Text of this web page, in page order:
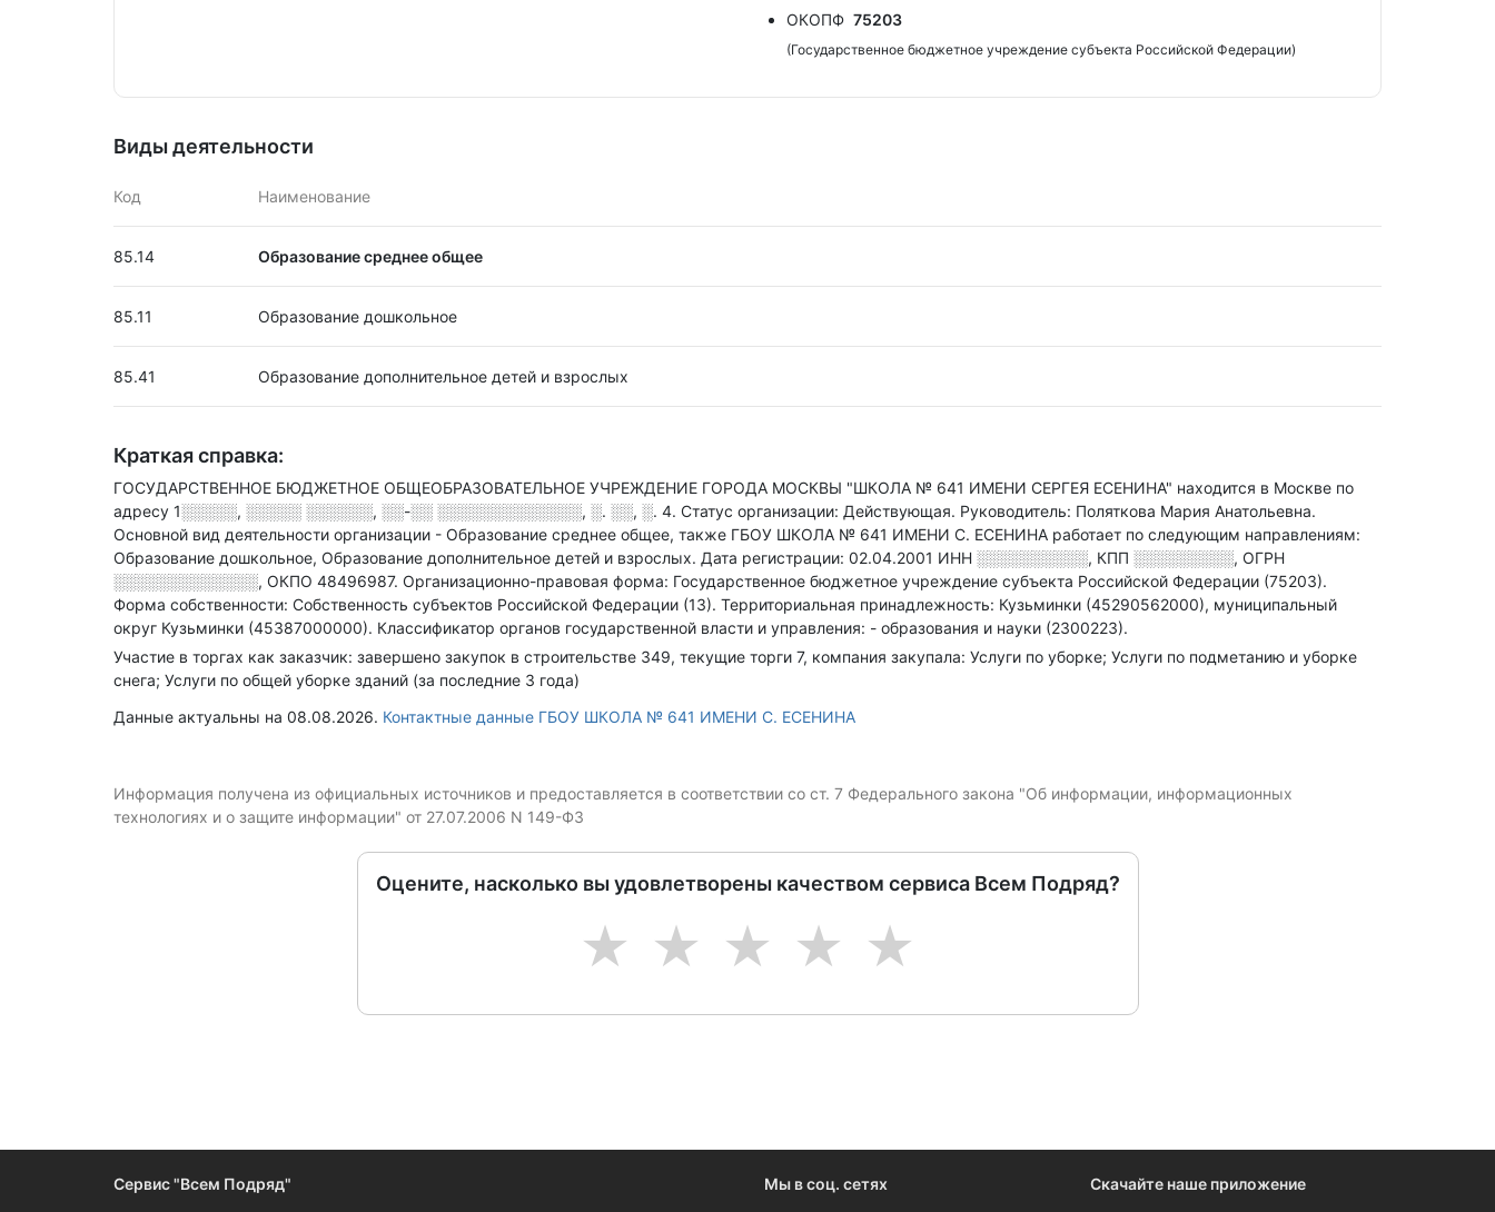
ОКОПФ 75203
(Государственное бюджетное учреждение субъекта Российской Федерации)
Виды деятельности
Код Наименование
85.14 Образование среднее общее
85.11 Образование дошкольное
85.41 Образование дополнительное детей и взрослых
Краткая справка:
ГОСУДАРСТВЕННОЕ БЮДЖЕТНОЕ ОБЩЕОБРАЗОВАТЕЛЬНОЕ УЧРЕЖДЕНИЕ ГОРОДА МОСКВЫ "ШКОЛА № 641 ИМЕНИ СЕРГЕЯ ЕСЕНИНА" находится в Москве по
адресу 1░░░░░, ░░░░░ ░░░░░░, ░░-░░ ░░░░░░░░░░░░░, ░. ░░, ░. 4. Статус организации: Действующая. Руководитель: Поляткова Мария Анатольевна.
Основной вид деятельности организации - Образование среднее общее, также ГБОУ ШКОЛА № 641 ИМЕНИ С. ЕСЕНИНА работает по следующим направлениям:
Образование дошкольное, Образование дополнительное детей и взрослых. Дата регистрации: 02.04.2001 ИНН ░░░░░░░░░░, КПП ░░░░░░░░░, ОГРН
░░░░░░░░░░░░░, ОКПО 48496987. Организационно-правовая форма: Государственное бюджетное учреждение субъекта Российской Федерации (75203).
Форма собственности: Собственность субъектов Российской Федерации (13). Территориальная принадлежность: Кузьминки (45290562000), муниципальный
округ Кузьминки (45387000000). Классификатор органов государственной власти и управления: - образования и науки (2300223).
Участие в торгах как заказчик: завершено закупок в строительстве 349, текущие торги 7, компания закупала: Услуги по уборке; Услуги по подметанию и уборке
снега; Услуги по общей уборке зданий (за последние 3 года)
Данные актуальны на 08.08.2026. Контактные данные ГБОУ ШКОЛА № 641 ИМЕНИ С. ЕСЕНИНА
Информация получена из официальных источников и предоставляется в соответствии со ст. 7 Федерального закона "Об информации, информационных
технологиях и о защите информации" от 27.07.2006 N 149-ФЗ
Оцените, насколько вы удовлетворены качеством сервиса Всем Подряд?
5
4
3
2
1
Сервис "Всем Подряд" Мы в соц. сетях Скачайте наше приложение